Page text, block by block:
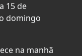
15 de
domingo
na manhã